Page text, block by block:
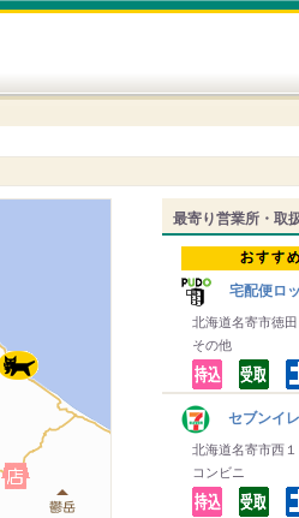
最寄り営業所・取
宅配便ロ
北海道名寄市徳
その他
セブンイ
北海道名寄市西
コンビニ